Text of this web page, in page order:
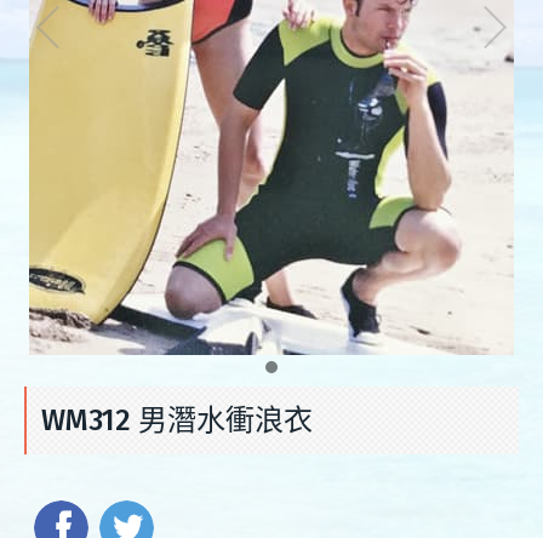
WM312 男潛水衝浪衣